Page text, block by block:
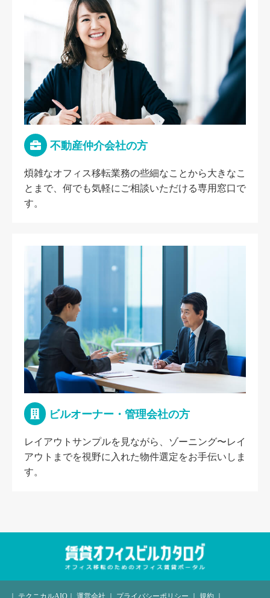
不動産仲介会社の方
煩雑なオフィス移転業務の些細なことから大きなこ
とまで、何でも気軽にご相談いただける専用窓口で
す。
ビルオーナー・管理会社の方
レイアウトサンプルを見ながら、ゾーニング〜レイ
アウトまでを視野に入れた物件選定をお手伝いしま
す。